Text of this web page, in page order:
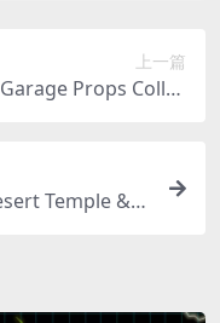
上一篇
Props Collec
Temple & P